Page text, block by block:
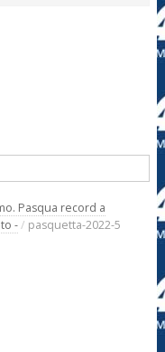
Pasqua record a
-/ pasquetta-2022-5